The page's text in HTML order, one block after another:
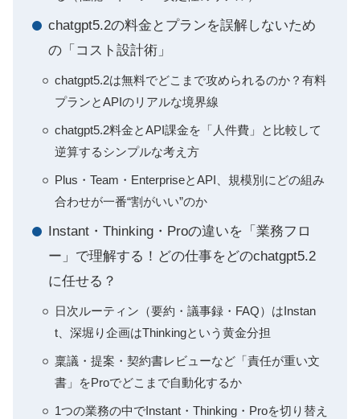
chatgpt5.2の料金とプランを誤解しないため
の「コスト設計術」
chatgpt5.2は無料でどこまで攻められるのか？有料
プランとAPIのリアルな境界線
chatgpt5.2料金とAPI課金を「人件費」と比較して
逆算するシンプルな考え方
Plus・Team・EnterpriseとAPI、規模別にどの組み
合わせが一番“割がいい”のか
Instant・Thinking・Proの違いを「業務フロ
ー」で理解する！どの仕事をどのchatgpt5.2
に任せる？
日次ルーティン（要約・議事録・FAQ）はInstan
t、深堀り企画はThinkingという黄金分担
稟議・提案・契約書レビューなど「責任が重い文
書」をProでどこまで自動化するか
1つの業務の中でInstant・Thinking・Proを切り替え